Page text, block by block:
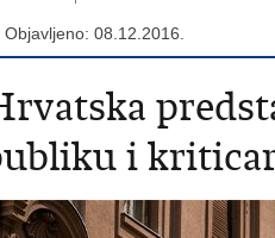
Objavljeno: 08.12.2016.
i